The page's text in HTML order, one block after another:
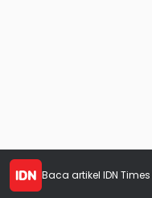
Baca artikel IDN Times